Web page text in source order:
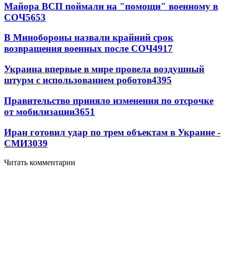
Майора ВСП поймали на "помощи" военному в
СОЧ5653
В Минобороны назвали крайний срок
возвращения военных после СОЧ4917
Украина впервые в мире провела воздушный
штурм с использованием роботов4395
Правительство приняло изменения по отсрочке
от мобилизации3651
Иран готовил удар по трем объектам в Украине -
СМИ3039
Читать комментарии